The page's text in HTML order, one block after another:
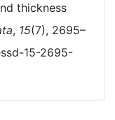
thickness
, 15(7), 2695–
15-2695-